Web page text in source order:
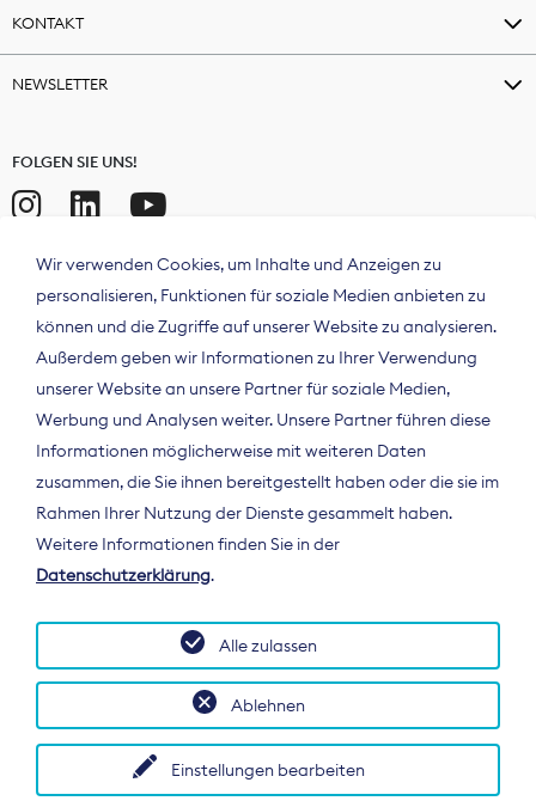
KONTAKT
NEWSLETTER
FOLGEN SIE UNS!
Der Bundesverband Digitalpublisher und
Zeitungsverleger (BDZV) vertritt als
Spitzenorganisation die Interessen der
Deutschland und auf EU-Ebene.
© 2026 BDZV. All rights reserved.
Wir verwenden Cookies, um Inhalte und Anzeigen zu
personalisieren, Funktionen für soziale Medien anbieten zu
können und die Zugriffe auf unserer Website zu analysieren.
Außerdem geben wir Informationen zu Ihrer Verwendung
unserer Website an unsere Partner für soziale Medien,
Werbung und Analysen weiter. Unsere Partner führen diese
Informationen möglicherweise mit weiteren Daten
zusammen, die Sie ihnen bereitgestellt haben oder die sie im
Rahmen Ihrer Nutzung der Dienste gesammelt haben.
Weitere Informationen finden Sie in der
Datenschutzerklärung.
Einstellungen bearbeiten
Ablehnen
Alle zulassen